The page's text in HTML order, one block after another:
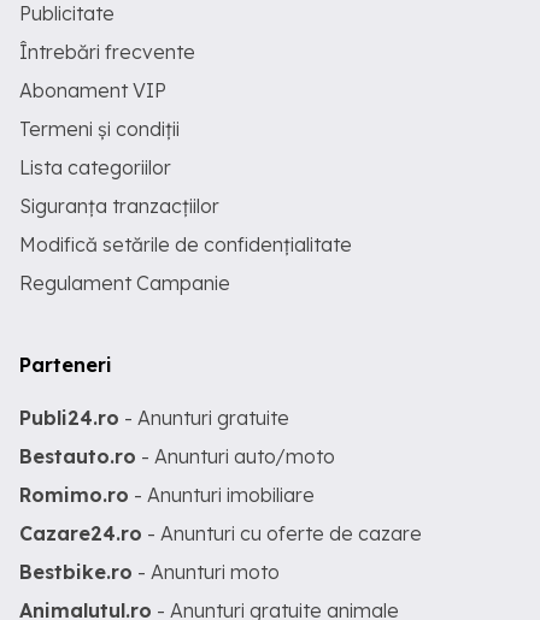
Publicitate
Întrebări frecvente
Abonament VIP
Termeni și condiții
Lista categoriilor
Siguranța tranzacțiilor
Modifică setările de confidențialitate
Regulament Campanie
Parteneri
Publi24.ro - Anunturi gratuite
Bestauto.ro - Anunturi auto/moto
Romimo.ro - Anunturi imobiliare
Cazare24.ro - Anunturi cu oferte de cazare
Bestbike.ro - Anunturi moto
Animalutul.ro - Anunturi gratuite animale